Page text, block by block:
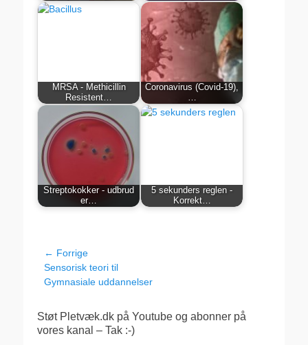
MRSA - Methicillin
Resistent…
Coronavirus (Covid-19),
Streptokokker - udbrud
er…
5 sekunders reglen -
Korrekt…
Indlægsnavigation
← Forrige
Forrige
indlæg:
Sensorisk teori til
Gymnasiale uddannelser
Støt Pletvæk.dk på Youtube og abonner på
vores kanal – Tak :-)